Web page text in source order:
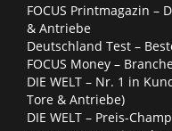
FOCUS Printmagazin –
& Antriebe
Deutschland Test –
FOCUS Money –
DIE WELT – Nr. 1 in
Tore & Antriebe)
DIE WELT – Preis-